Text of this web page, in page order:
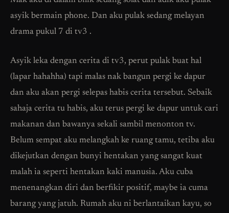
asyik bermain phone. Dan aku pulak sedang melayan
drama pukul 7 di tv3 .
Asyik leka dengan cerita di tv3, perut pulak buat hal
(lapar hahahha) tapi malas nak bangun pergi ke dapur
dan aku akan pergi selepas habis cerita tersebut. Sebaik
sahaja cerita tu habis, aku terus pergi ke dapur untuk cari
makanan dan bawanya sekali sambil menonton tv.
Belum sempat aku melangkah ke ruang tamu, tetiba aku
dikejutkan dengan bunyi hentakan yang sangat kuat
malah ia seperti hentakan kaki manusia. Aku cuba
menenangkan diri dan berfikir positif, maybe ia cuma
barang yang jatuh. Rumah aku ni berlantaikan kayu, so